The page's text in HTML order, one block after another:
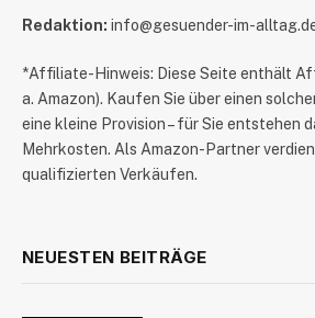
Redaktion: info@gesuender-im-
*Affiliate-Hinweis: Diese Seite enthält
a. Amazon). Kaufen Sie über einen
eine kleine Provision – für Sie entstehen
Mehrkosten. Als Amazon-Partner
qualifizierten Verkäufen.
NEUESTEN BEITRÄGE